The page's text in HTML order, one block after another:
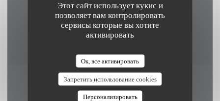
Этот сайт использует кукис и
позволяет вам контролировать
сервисы которые вы хотите
активировать
Ок, все активировать
Запретить использование cookies
Персонализировать
Apple Pay, Билет в ресторане, Paiement Sans
Contact, Eurocard / Mastercard, Денежные
средства, виза, Дебетовая карточка
Часы работы